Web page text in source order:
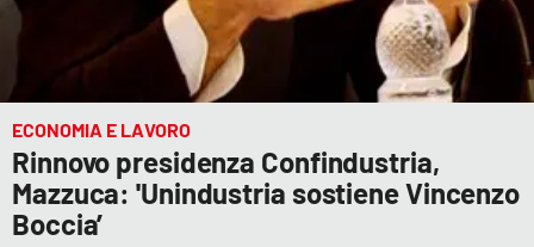
ECONOMIA E LAVORO
Rinnovo presidenza Confindustria,
Mazzuca: 'Unindustria sostiene Vincenzo
Boccia’